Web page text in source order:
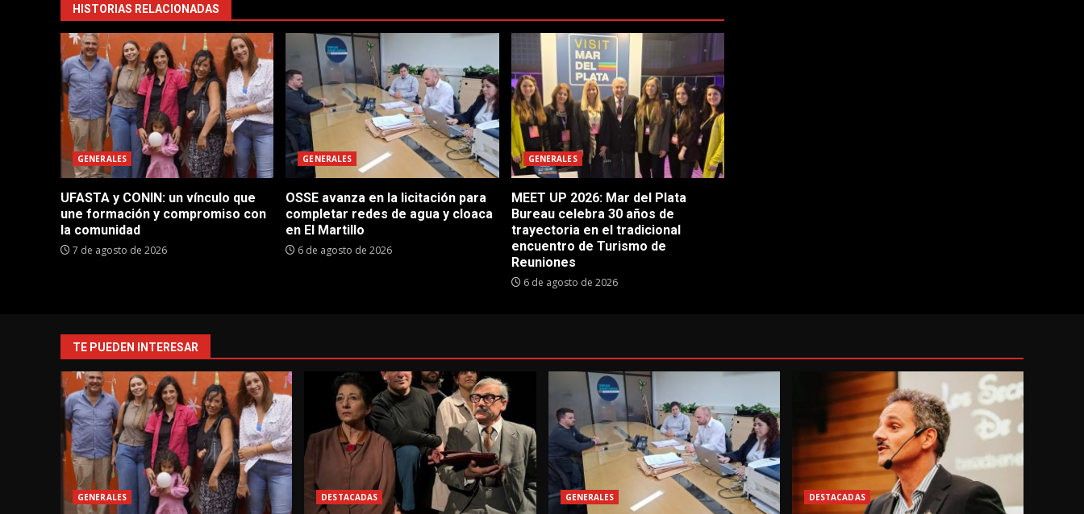
HISTORIAS RELACIONADAS
GENERALES
UFASTA y CONIN: un vínculo que
une formación y compromiso con
la comunidad
7 de agosto de 2026
GENERALES
OSSE avanza en la licitación para
completar redes de agua y cloaca
en El Martillo
6 de agosto de 2026
GENERALES
MEET UP 2026: Mar del Plata
Bureau celebra 30 años de
trayectoria en el tradicional
encuentro de Turismo de
Reuniones
6 de agosto de 2026
TE PUEDEN INTERESAR
GENERALES DESTACADAS GENERALES DESTACADAS